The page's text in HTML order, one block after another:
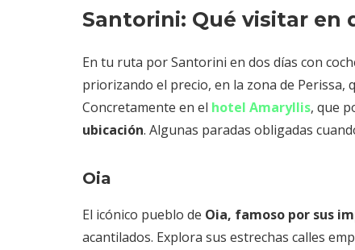
Santorini: Qué visitar en
En tu ruta por Santorini en dos días con
priorizando el precio, en la zona de Perissa,
Concretamente en el hotel Amaryllis, que
ubicación. Algunas paradas obligadas
Oia
El icónico pueblo de Oia, famoso por sus
acantilados. Explora sus estrechas calles